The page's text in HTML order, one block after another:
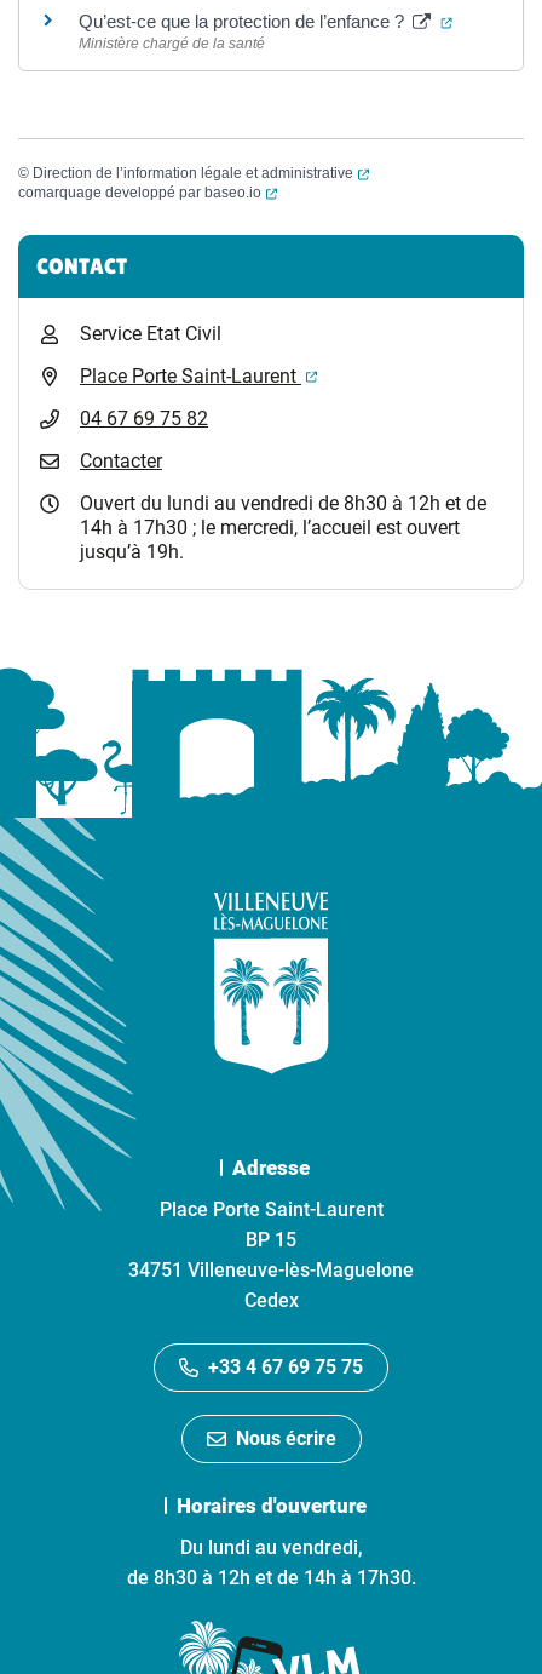
Qu’est-ce que la protection de l’enfance ? (ouverture
Ministère chargé de la santé
© Direction de l’information légale et administrative
(ouverture dans un
comarquage developpé par baseo.io (ouverture dans un nouvel onglet)
Informations complémentaires
CONTACT
Service Etat Civil
Place Porte Saint-Laurent
(ouverture dans un
04 67 69 75 82
Contacter
Ouvert du lundi au vendredi de 8h30 à 12h et de
14h à 17h30 ; le mercredi, l’accueil est ouvert
jusqu’à 19h.
Adresse
Place Porte Saint-Laurent
BP 15
34751 Villeneuve-lès-Maguelone
Cedex
+33 4 67 69 75 75
Nous écrire
Horaires d'ouverture
Du lundi au vendredi,
de 8h30 à 12h et de 14h à 17h30.